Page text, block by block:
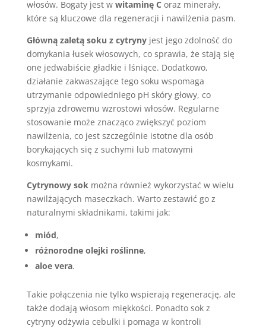
włosów. Bogaty jest w witaminę C oraz minerały,
które są kluczowe dla regeneracji i nawilżenia pasm.
Główną zaletą soku z cytrynyjest jego zdolność do
domykania łusek włosowych, co sprawia, że stają się
one jedwabiście gładkie i lśniące. Dodatkowo,
działanie zakwaszające tego soku wspomaga
utrzymanie odpowiedniego pH skóry głowy, co
sprzyja zdrowemu wzrostowi włosów. Regularne
stosowanie może znacząco zwiększyć poziom
nawilżenia, co jest szczególnie istotne dla osób
borykających się z suchymi lub matowymi
kosmykami.
Cytrynowy sokmożna również wykorzystać w wielu
nawilżających maseczkach. Warto zestawić go z
naturalnymi składnikami, takimi jak:
miód,
różnorodne olejki roślinne,
aloe vera.
Takie połączenia nie tylko wspierają regenerację, ale
także dodają włosom miękkości. Ponadto sok z
cytryny odżywia cebulki i pomaga w kontroli